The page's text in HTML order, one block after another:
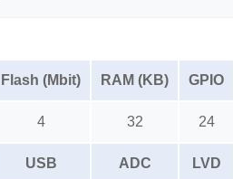
Flash (Mbit) RAM (KB) GPIO
4 32 24
USB ADC LVD